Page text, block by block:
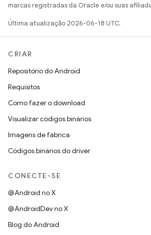
marcas registradas da Oracle e/ou suas
Última atualização 2026-06-18 UTC.
CRIAR
Repositório do Android
Requisitos
Como fazer o download
Visualizar códigos binários
Imagens de fábrica
Códigos binários do driver
CONECTE-SE
@Android no X
@AndroidDev no X
Blog do Android